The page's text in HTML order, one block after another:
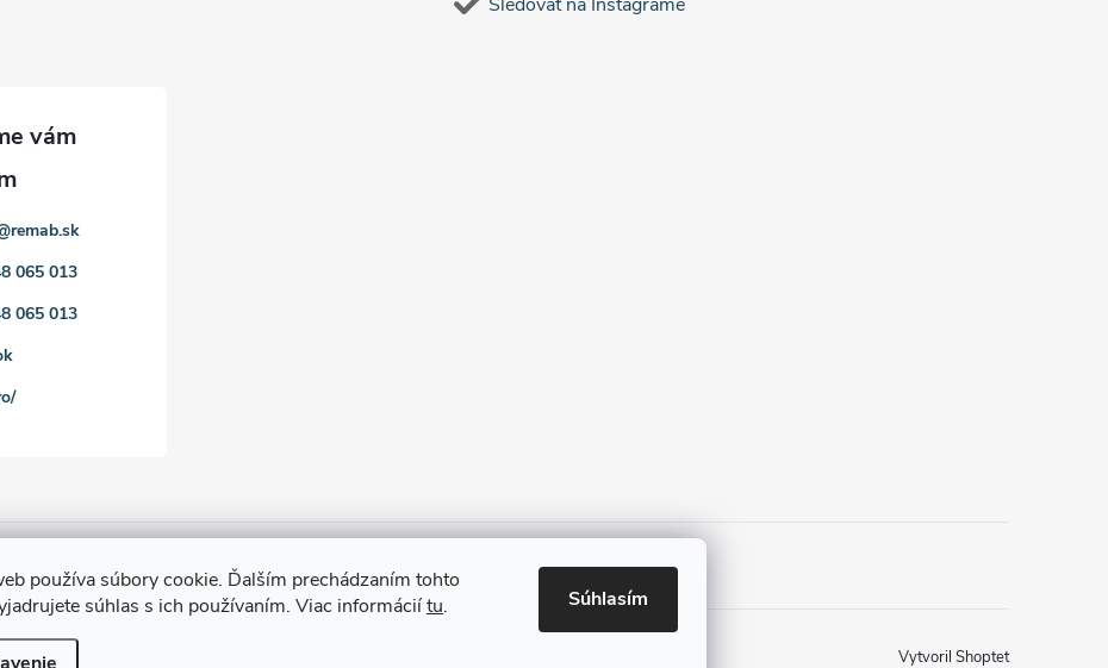
používa súbory cookie. Ďalším prechádzaním tohto
súhlas s ich používaním. Viac informáciítu. Súhlasím
remab.sk
065 013
065 013
Vytvoril Shoptet